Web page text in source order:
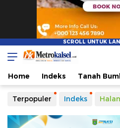
Metro Kalsel
Media Online Terkini,
Home Indeks Tanah
Terpopuler Indeks